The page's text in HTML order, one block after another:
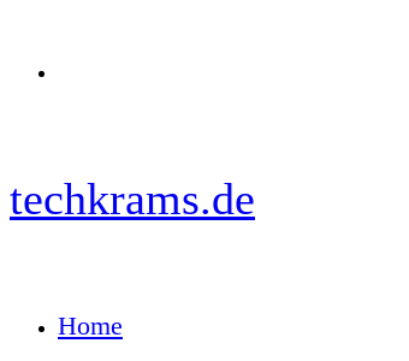
techkrams.de
Home